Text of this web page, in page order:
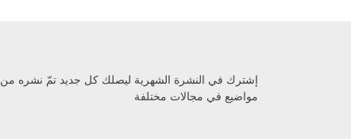
إشترك في النشرة الشهرية ليصلك كل جديد تمّ نشره من
مواضيع في مجالات مختلفة